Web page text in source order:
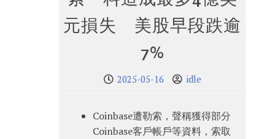
元損失 美股早段跌逾
7%
2025-05-16 idle
Coinbase遭勒索，聲稱獲得部分
Coinbase客戶帳戶等資料，索取